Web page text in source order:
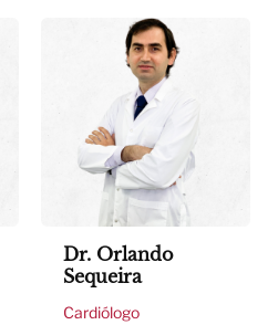
Dr. Orlando
Sequeira
Cardiólogo